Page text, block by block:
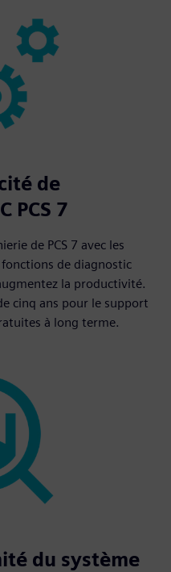
de
PCS 7
de PCS 7 avec les
de diagnostic
la productivité.
cinq ans pour le support
à long terme.
du système